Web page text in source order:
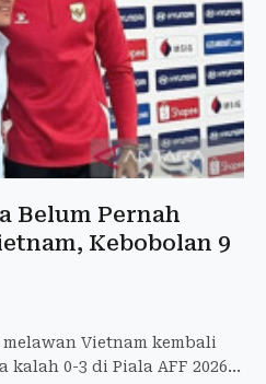
Belum Pernah
Kebobolan 9
Vietnam kembali
0-3 di Piala AFF 2026.